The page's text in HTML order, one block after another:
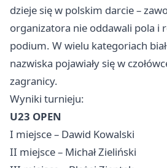
dzieje się w polskim darcie –
organizatora nie oddawali pola i
podium. W wielu kategoriach
nazwiska pojawiały się w
zagranicy.
Wyniki turnieju:
U23 OPEN
I miejsce – Dawid Kowalski
II miejsce – Michał Zieliński